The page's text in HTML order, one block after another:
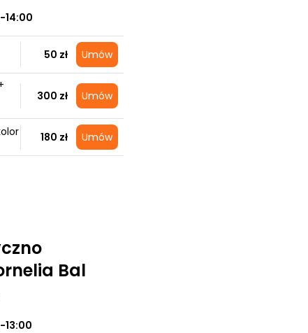
14:00
50 zł Umów
300 zł Umów
180 zł Umów
Bal
13:00